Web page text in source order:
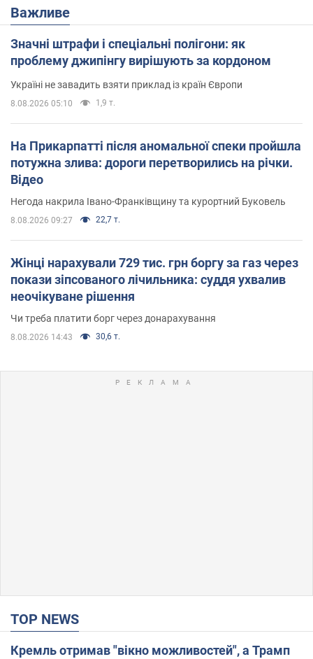
Важливе
Значні штрафи і спеціальні полігони: як
проблему джипінгу вирішують за кордоном
Україні не завадить взяти приклад із країн Європи
8.08.2026 05:10 1,9 т.
На Прикарпатті після аномальної спеки пройшла
потужна злива: дороги перетворились на річки.
Відео
Негода накрила Івано-Франківщину та курортний Буковель
8.08.2026 09:27 22,7 т.
Жінці нарахували 729 тис. грн боргу за газ через
покази зіпсованого лічильника: суддя ухвалив
неочікуване рішення
Чи треба платити борг через донарахування
8.08.2026 14:43 30,6 т.
TOP NEWS
Кремль отримав "вікно можливостей", а Трамп